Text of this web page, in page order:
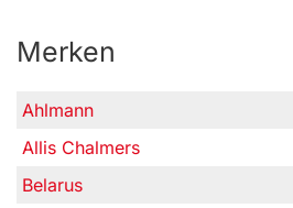
Merken
Ahlmann
Allis Chalmers
Belarus